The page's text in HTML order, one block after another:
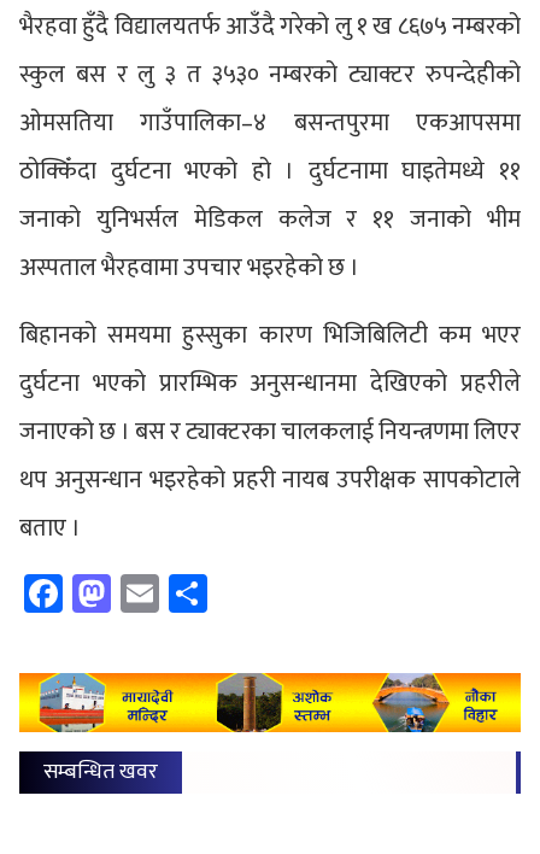
भैरहवा हुँदै विद्यालयतर्फ आउँदै गरेको लु १ ख ८६७५ नम्बरको
स्कुल बस र लु ३ त ३५३० नम्बरको ट्याक्टर रुपन्देहीको
ओमसतिया गाउँपालिका–४ बसन्तपुरमा एकआपसमा
ठोक्किँदा दुर्घटना भएको हो । दुर्घटनामा घाइतेमध्ये ११
जनाको युनिभर्सल मेडिकल कलेज र ११ जनाको भीम
अस्पताल भैरहवामा उपचार भइरहेको छ ।
बिहानको समयमा हुस्सुका कारण भिजिबिलिटी कम भएर
दुर्घटना भएको प्रारम्भिक अनुसन्धानमा देखिएको प्रहरीले
जनाएको छ । बस र ट्याक्टरका चालकलाई नियन्त्रणमा लिएर
थप अनुसन्धान भइरहेको प्रहरी नायब उपरीक्षक सापकोटाले
बताए ।
Facebook
Mastodon
Email
सम्बन्धित खवर